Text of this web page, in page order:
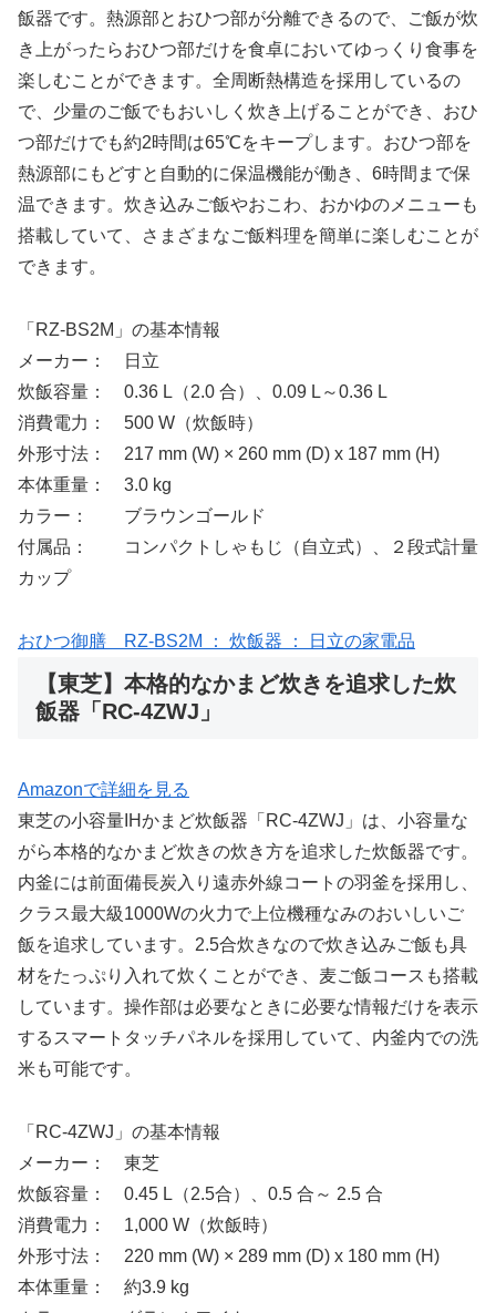
飯器です。熱源部とおひつ部が分離できるので、ご飯が炊
き上がったらおひつ部だけを食卓においてゆっくり食事を
楽しむことができます。全周断熱構造を採用しているの
で、少量のご飯でもおいしく炊き上げることができ、おひ
つ部だけでも約2時間は65℃をキープします。おひつ部を
熱源部にもどすと自動的に保温機能が働き、6時間まで保
温できます。炊き込みご飯やおこわ、おかゆのメニューも
搭載していて、さまざまなご飯料理を簡単に楽しむことが
できます。
「RZ-BS2M」の基本情報
メーカー： 日立
炊飯容量： 0.36 L（2.0 合）、0.09 L～0.36 L
消費電力： 500 W（炊飯時）
外形寸法： 217 mm (W) × 260 mm (D) x 187 mm (H)
本体重量： 3.0 kg
カラー： ブラウンゴールド
付属品： コンパクトしゃもじ（自立式）、２段式計量
カップ
おひつ御膳 RZ-BS2M ： 炊飯器 ： 日立の家電品
【東芝】本格的なかまど炊きを追求した炊
飯器「RC-4ZWJ」
Amazonで詳細を見る
東芝の小容量IHかまど炊飯器「RC-4ZWJ」は、小容量な
がら本格的なかまど炊きの炊き方を追求した炊飯器です。
内釜には前面備長炭入り遠赤外線コートの羽釜を採用し、
クラス最大級1000Wの火力で上位機種なみのおいしいご
飯を追求しています。2.5合炊きなので炊き込みご飯も具
材をたっぷり入れて炊くことができ、麦ご飯コースも搭載
しています。操作部は必要なときに必要な情報だけを表示
するスマートタッチパネルを採用していて、内釜内での洗
米も可能です。
「RC-4ZWJ」の基本情報
メーカー： 東芝
炊飯容量： 0.45 L（2.5合）、0.5 合～ 2.5 合
消費電力： 1,000 W（炊飯時）
外形寸法： 220 mm (W) × 289 mm (D) x 180 mm (H)
本体重量： 約3.9 kg